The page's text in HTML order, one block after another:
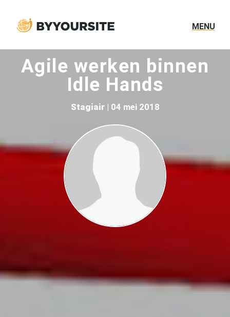
MENU
Agile werken binnen
Idle Hands
Stagiair| 04 mei 2018